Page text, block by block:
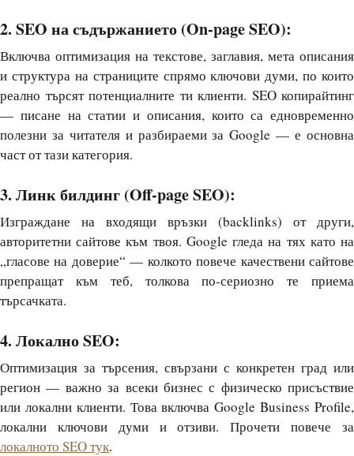
2. SEO на съдържанието (On-page SEO):
Включва оптимизация на текстове, заглавия, мета описания
и структура на страниците спрямо ключови думи, по които
реално търсят потенциалните ти клиенти. SEO копирайтинг
— писане на статии и описания, които са едновременно
полезни за читателя и разбираеми за Google — е основна
част от тази категория.
3. Линк билдинг (Off-page SEO):
Изграждане на входящи връзки (backlinks) от други,
авторитетни сайтове към твоя. Google гледа на тях като на
„гласове на доверие“ — колкото повече качествени сайтове
препращат към теб, толкова по-сериозно те приема
търсачката.
4. Локално SEO:
Оптимизация за търсения, свързани с конкретен град или
регион — важно за всеки бизнес с физическо присъствие
или локални клиенти. Това включва Google Business Profile,
локални ключови думи и отзиви. Прочети повече за
локалното SEO тук.